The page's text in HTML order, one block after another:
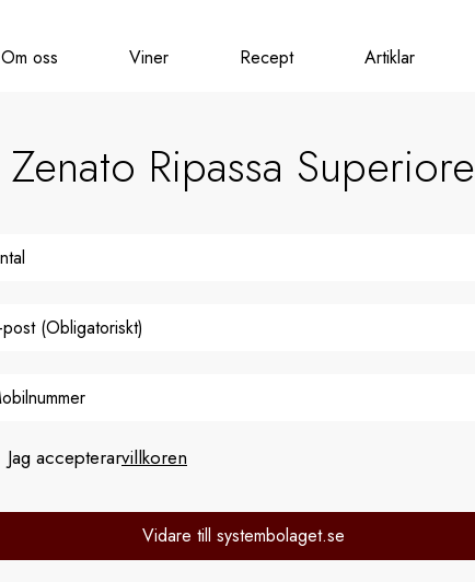
Om oss Viner Recept Artiklar
Zenato Ripassa Superiore
Jag accepterarvillkoren
Vidare till systembolaget.se